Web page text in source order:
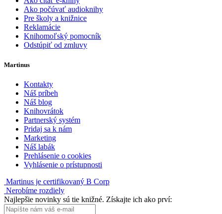
Ako počúvať audioknihy
Pre školy a knižnice
Reklamácie
Knihomoľský pomocník
Odstúpiť od zmluvy
Martinus
Kontakty
Náš príbeh
Náš blog
Knihovrátok
Partnerský systém
Pridaj sa k nám
Marketing
Náš labák
Prehlásenie o cookies
Vyhlásenie o prístupnosti
Martinus je certifikovaný B Corp
Nerobíme rozdiely
Najlepšie novinky sú tie knižné. Získajte ich ako prví: